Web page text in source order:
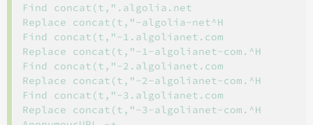
Find concat(t,".algolia.net
Replace concat(t,"-algolia-net^H
Find concat(t,"-1.algolianet.com
Replace concat(t,"-1-algolianet-com.^H
Find concat(t,"-2.algolianet.com
Replace concat(t,"-2-algolianet-com.^H
Find concat(t,"-3.algolianet.com
Replace concat(t,"-3-algolianet-com.^H